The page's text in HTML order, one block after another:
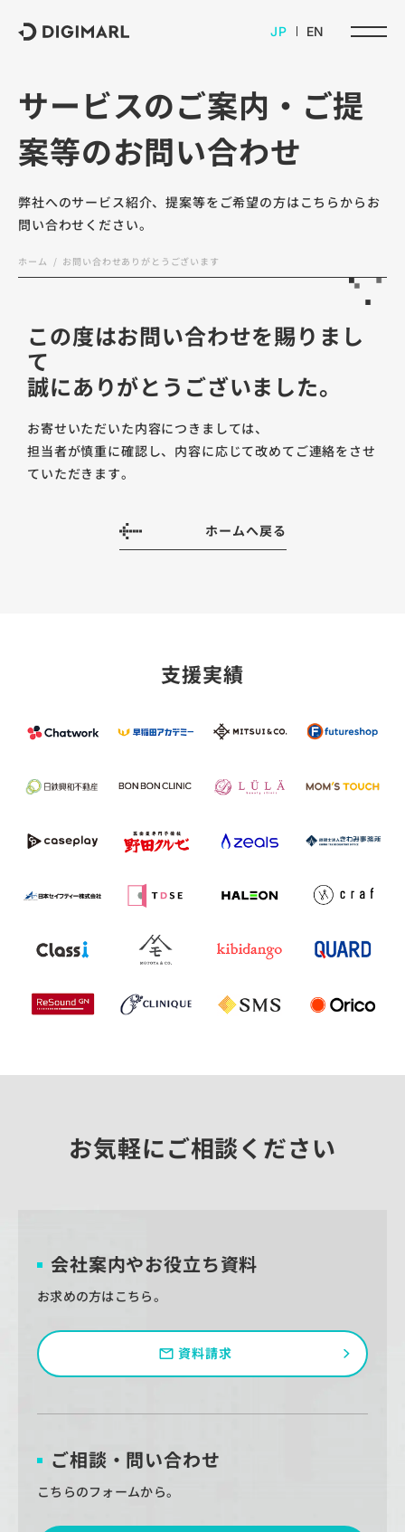
JP EN
サービスのご案内・ご提
案等のお問い合わせ
弊社へのサービス紹介、提案等をご希望の方はこちらからお
問い合わせください。
ホーム お問い合わせありがとうございます
この度はお問い合わせを賜りまし
て
誠にありがとうございました。
お寄せいただいた内容につきましては、
担当者が慎重に確認し、内容に応じて改めてご連絡をさせ
ていただきます。
ホームへ戻る
支援実績
お気軽にご相談ください
会社案内やお役立ち資料
お求めの方はこちら。
資料請求
ご相談・問い合わせ
こちらのフォームから。